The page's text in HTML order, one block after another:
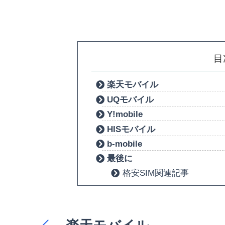
楽天モバイル
UQモバイル
Y!mobile
HISモバイル
b-mobile
最後に
格安SIM関連記事